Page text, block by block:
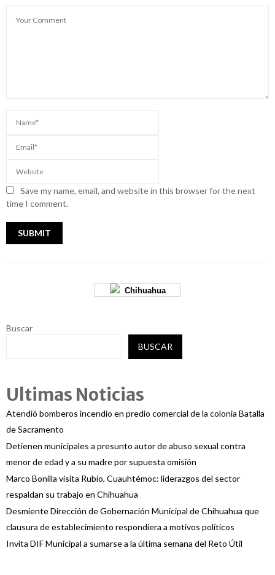
Save my name, email, and website in this browser for the next
time I comment.
Chihuahua
Buscar
BUSCAR
Ultimas Noticias
Atendió bomberos incendio en predio comercial de la colonia Batalla
de Sacramento
Detienen municipales a presunto autor de abuso sexual contra
menor de edad y a su madre por supuesta omisión
Marco Bonilla visita Rubio, Cuauhtémoc: liderazgos del sector
respaldan su trabajo en Chihuahua
Desmiente Dirección de Gobernación Municipal de Chihuahua que
clausura de establecimiento respondiera a motivos políticos
Invita DIF Municipal a sumarse a la última semana del Reto Útil